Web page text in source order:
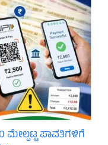
ಮೇಲ್ಪಟ್ಟ ಪಾವತಿಗಳಿಗೆ